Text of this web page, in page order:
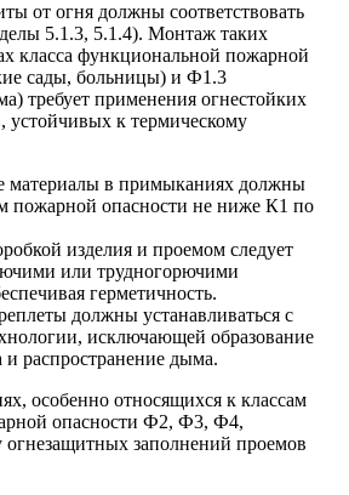
от огня должны соответствовать
5.1.3, 5.1.4). Монтаж таких
класса функциональной пожарной
сады, больницы) и Ф1.3
требует применения огнестойких
устойчивых к термическому
материалы в примыканиях должны
пожарной опасности не ниже К1 по
изделия и проемом следует
или трудногорючими
герметичность.
должны устанавливаться с
исключающей образование
и распространение дыма.
особенно относящихся к классам
опасности Ф2, Ф3, Ф4,
огнезащитных заполнений проемов